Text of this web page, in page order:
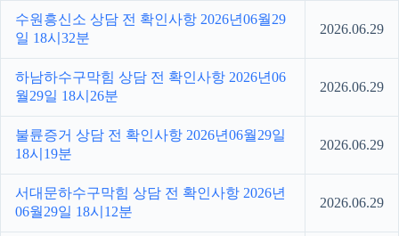
수원흥신소 상담 전 확인사항 2026년06월29
일 18시32분
2026.06.29
하남하수구막힘 상담 전 확인사항 2026년06
월29일 18시26분
2026.06.29
불륜증거 상담 전 확인사항 2026년06월29일
18시19분
2026.06.29
서대문하수구막힘 상담 전 확인사항 2026년
06월29일 18시12분
2026.06.29